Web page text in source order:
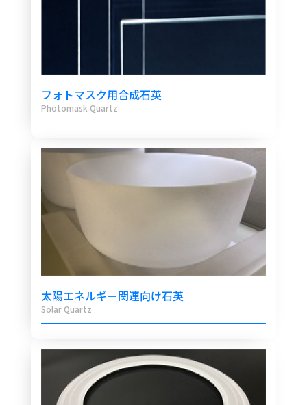
フォトマスク用合成石英
Photomask Quartz
太陽エネルギー関連向け石英
Solar Quartz